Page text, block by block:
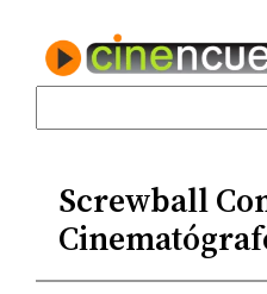
contenido
Screwball